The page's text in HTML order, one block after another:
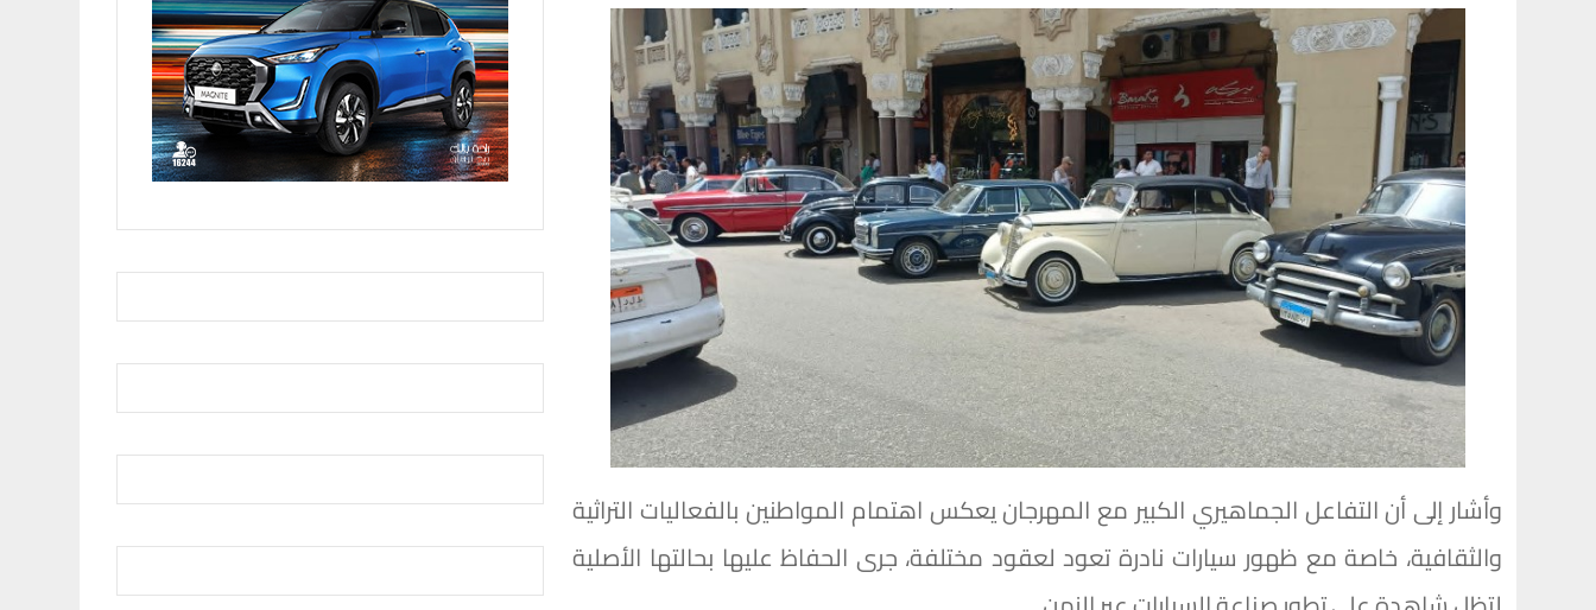
وأشار إلى أن التفاعل الجماهيري الكبير مع المهرجان يعكس اهتمام المواطنين بالفعاليات التراثية
والثقافية، خاصة مع ظهور سيارات نادرة تعود لعقود مختلفة، جرى الحفاظ عليها بحالتها الأصلية